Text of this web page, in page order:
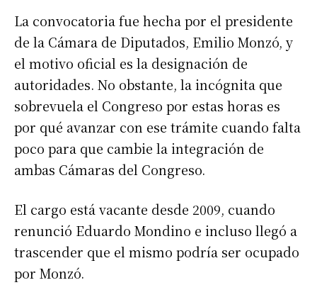
La convocatoria fue hecha por el presidente
de la Cámara de Diputados, Emilio Monzó, y
el motivo oficial es la designación de
autoridades. No obstante, la incógnita que
sobrevuela el Congreso por estas horas es
por qué avanzar con ese trámite cuando falta
poco para que cambie la integración de
ambas Cámaras del Congreso.
El cargo está vacante desde 2009, cuando
renunció Eduardo Mondino e incluso llegó a
trascender que el mismo podría ser ocupado
por Monzó.